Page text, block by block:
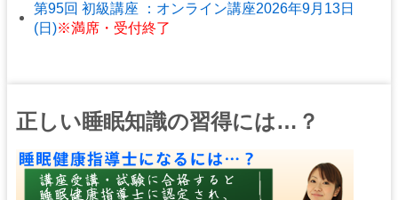
第95回 初級講座 ：オンライン講座2026年9月13日
(日)※満席・受付終了
正しい睡眠知識の習得には…？